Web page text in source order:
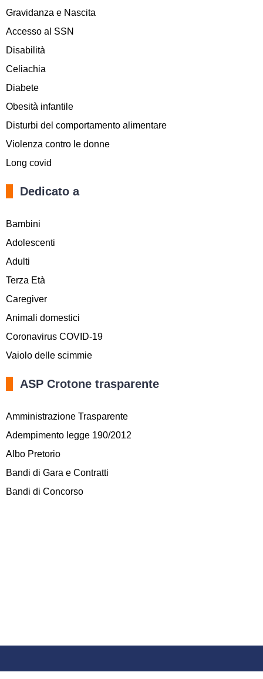
Gravidanza e Nascita
Accesso al SSN
Disabilità
Celiachia
Diabete
Obesità infantile
Disturbi del comportamento alimentare
Violenza contro le donne
Long covid
Dedicato a
Bambini
Adolescenti
Adulti
Terza Età
Caregiver
Animali domestici
Coronavirus COVID-19
Vaiolo delle scimmie
ASP Crotone trasparente
Amministrazione Trasparente
Adempimento legge 190/2012
Albo Pretorio
Bandi di Gara e Contratti
Bandi di Concorso